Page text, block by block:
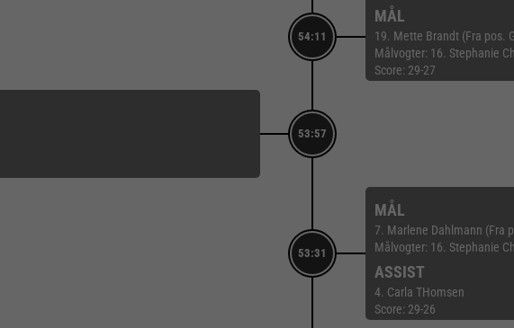
54:11
MÅL
19. Mette Brandt (Fra pos.
Målvogter: 16. Stephanie
Score: 29-27
53:57
53:31
MÅL
7. Marlene Dahlmann (Fra
Målvogter: 16. Stephanie
ASSIST
4. Carla THomsen
Score: 29-26